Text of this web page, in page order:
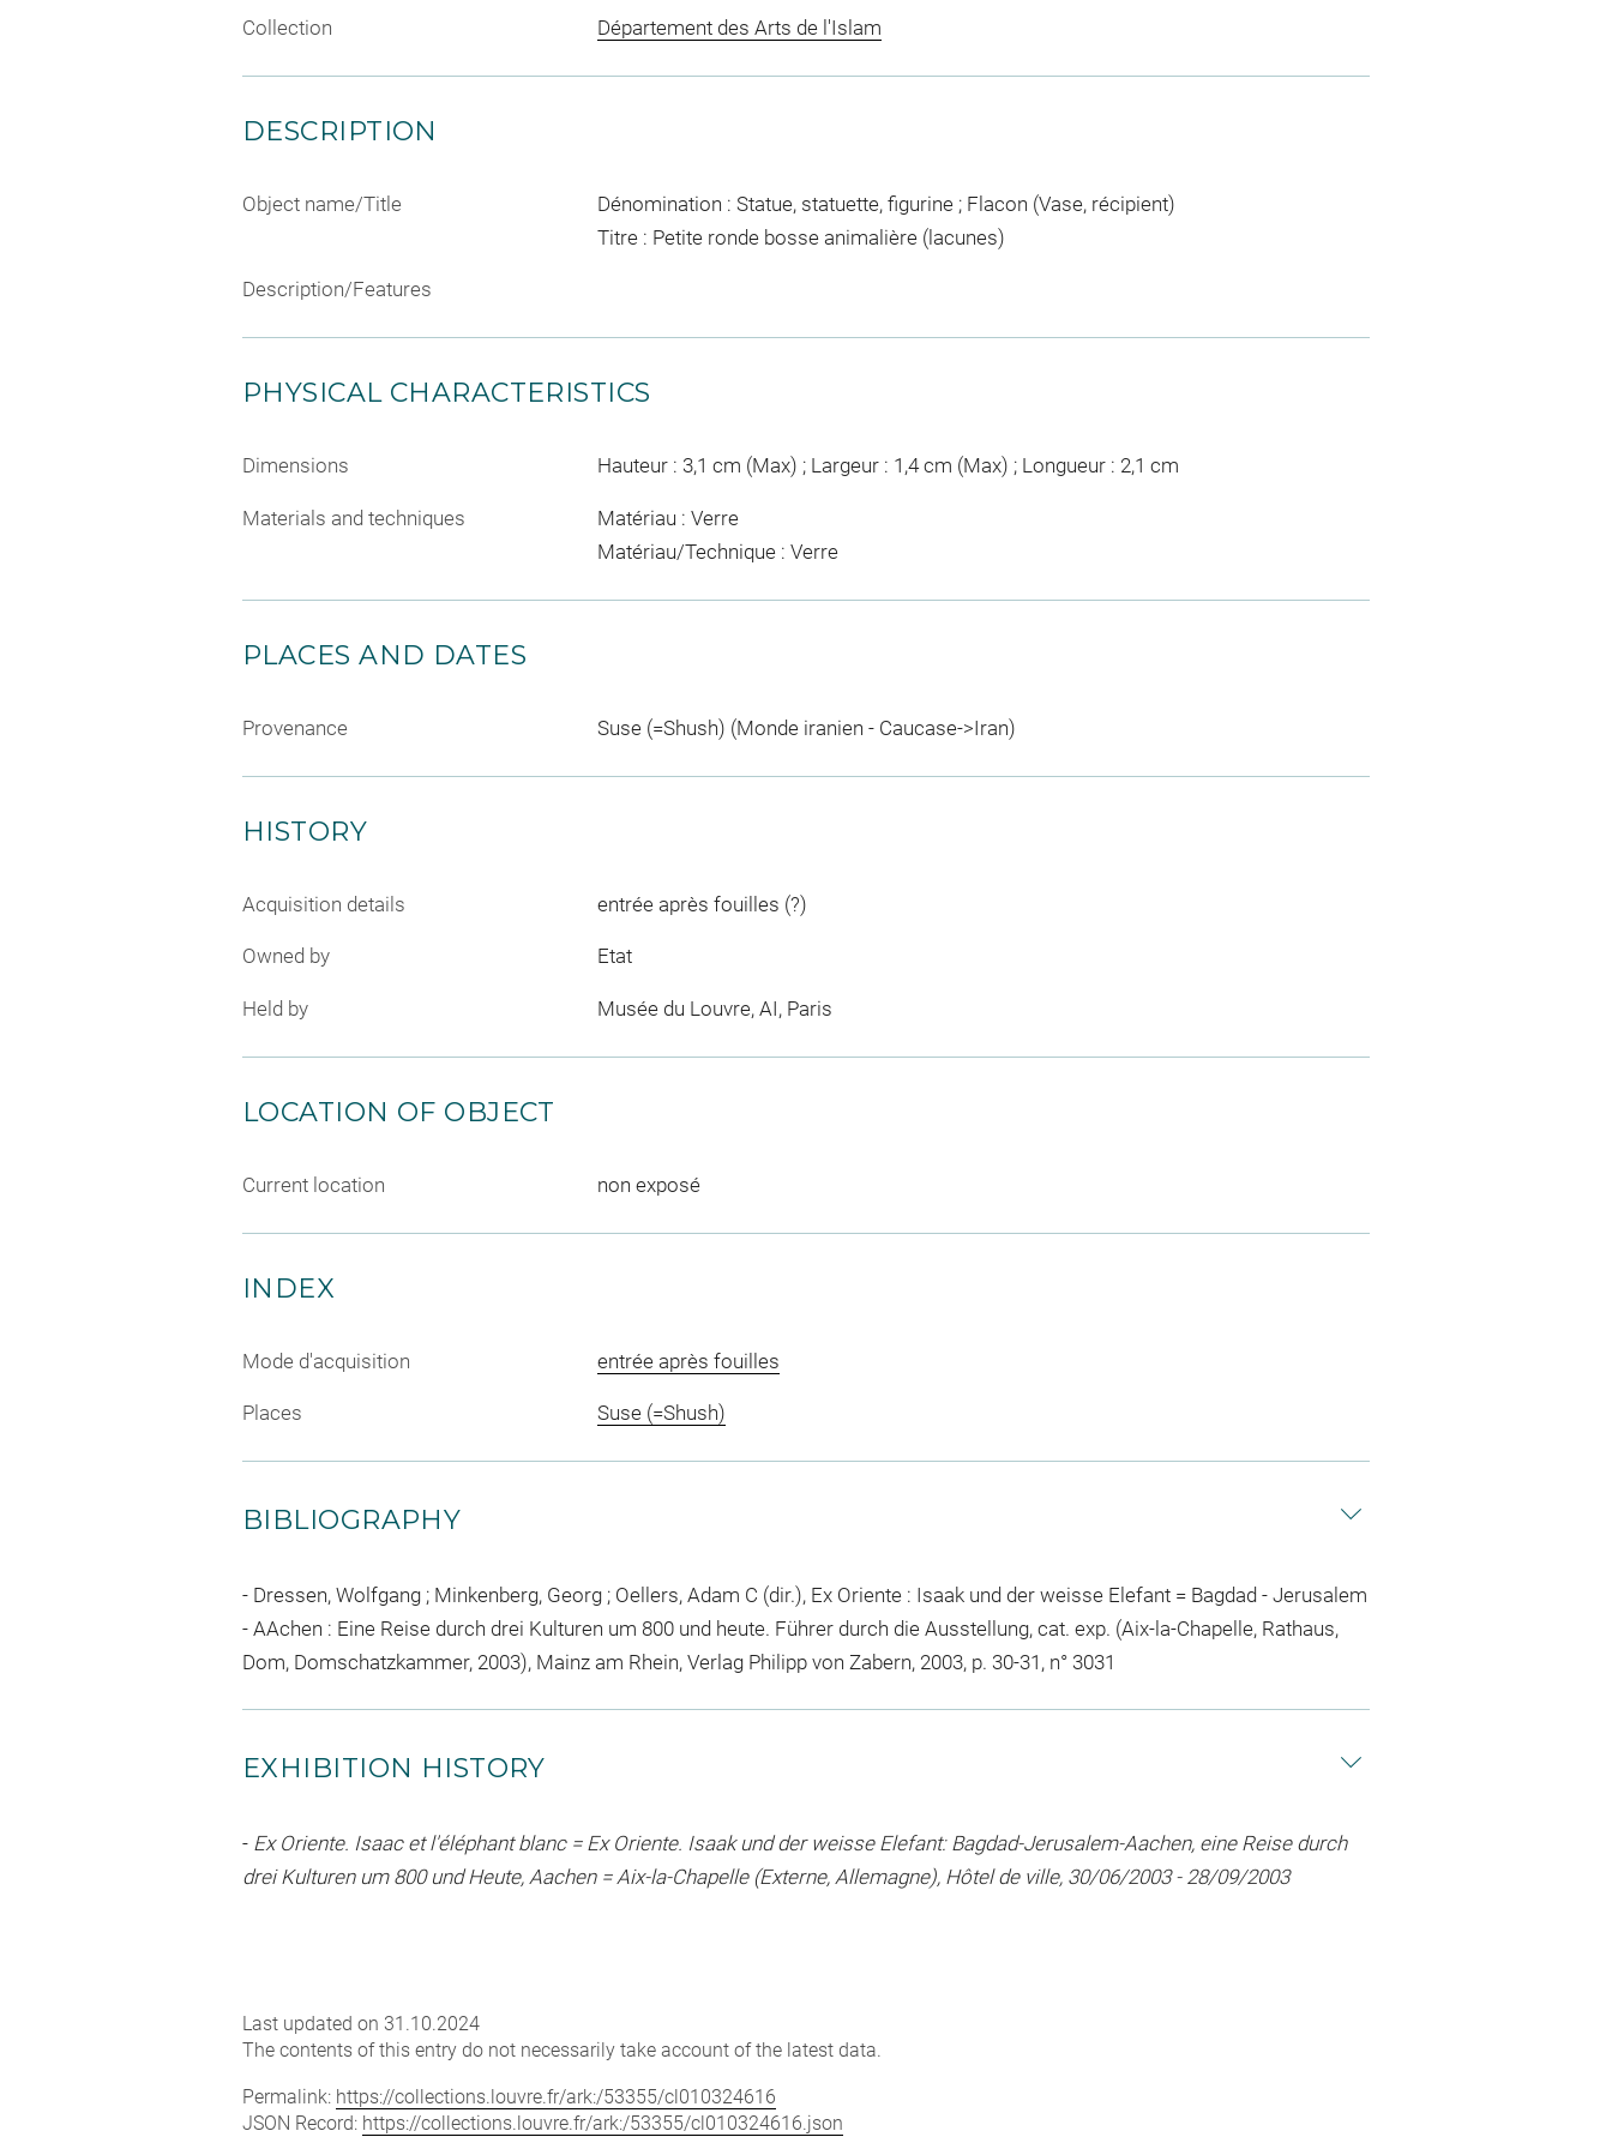
Collection Département des Arts de l'Islam
DESCRIPTION
Object name/Title
Dénomination : Statue, statuette, figurine ; Flacon (Vase, récipient)
Titre : Petite ronde bosse animalière (lacunes)
Description/Features
PHYSICAL CHARACTERISTICS
Dimensions Hauteur : 3,1 cm (Max) ; Largeur : 1,4 cm (Max) ; Longueur : 2,1 cm
Materials and techniques
Matériau : Verre
Matériau/Technique : Verre
PLACES AND DATES
Provenance Suse (=Shush) (Monde iranien - Caucase->Iran)
HISTORY
Acquisition details entrée après fouilles (?)
Owned by Etat
Held by Musée du Louvre, AI, Paris
LOCATION OF OBJECT
Current location non exposé
INDEX
Mode d'acquisition entrée après fouilles
Places Suse (=Shush)
BIBLIOGRAPHY
Dressen, Wolfgang ; Minkenberg, Georg ; Oellers, Adam C (dir.), Ex Oriente : Isaak und der weisse Elefant = Bagdad - Jerusalem
- AAchen : Eine Reise durch drei Kulturen um 800 und heute. Führer durch die Ausstellung, cat. exp. (Aix-la-Chapelle, Rathaus,
Dom, Domschatzkammer, 2003), Mainz am Rhein, Verlag Philipp von Zabern, 2003, p. 30-31, n° 3031
EXHIBITION HISTORY
- Ex Oriente. Isaac et l'éléphant blanc = Ex Oriente. Isaak und der weisse Elefant: Bagdad-Jerusalem-Aachen, eine Reise durch
drei Kulturen um 800 und Heute, Aachen = Aix-la-Chapelle (Externe, Allemagne), Hôtel de ville, 30/06/2003 - 28/09/2003
Last updated on 31.10.2024
The contents of this entry do not necessarily take account of the latest data.
Permalink: https://collections.louvre.fr/ark:/53355/cl010324616
JSON Record: https://collections.louvre.fr/ark:/53355/cl010324616.json